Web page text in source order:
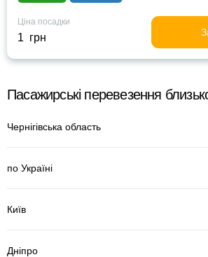
Ціна посадки
1 грн
Пасажирські перевезення
Чернігівська область
по Україні
Київ
Дніпро